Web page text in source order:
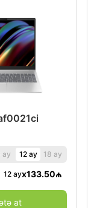
ay 12 ay 18 ay
12 ayx133.50₼
at